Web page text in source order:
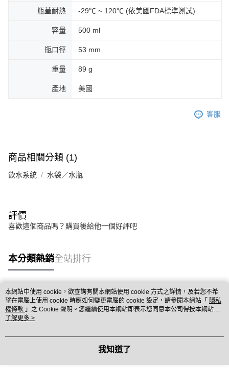
瓶蓋耐熱 -29℃ ~ 120℃ (依美國FDA標準測試)
容量 500 ml
瓶口徑 53 mm
重量 89 g
產地 美國
客服
商品相關分類 (1)
飲水系統 水袋／水瓶
評價
喜歡這個商品嗎？購買後給他一個好評吧
本分類熱銷全站排行
熱門標籤
本網站中使用 cookie，欲查詢有關本網站使用 cookie 方式之詳情，及若您不希
望在電腦上使用 cookie 時應如何變更電腦的 cookie 設定，請參閱本網站「 隱私
權條款 」之 Cookie 聲明。您繼續使用本網站即表示您同意本公司得按本網站使
用條款之 Cookie 聲明使用 cookie。
了解更多 >
我知道了